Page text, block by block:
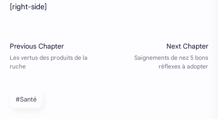
[right-side]
#Santé